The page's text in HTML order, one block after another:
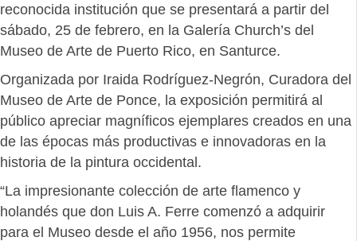
reconocida institución que se presentará a partir del
sábado, 25 de febrero, en la Galería Church’s del
Museo de Arte de Puerto Rico, en Santurce.
Organizada por Iraida Rodríguez-Negrón, Curadora del
Museo de Arte de Ponce, la exposición permitirá al
público apreciar magníficos ejemplares creados en una
de las épocas más productivas e innovadoras en la
historia de la pintura occidental.
“La impresionante colección de arte flamenco y
holandés que don Luis A. Ferre comenzó a adquirir
para el Museo desde el año 1956, nos permite